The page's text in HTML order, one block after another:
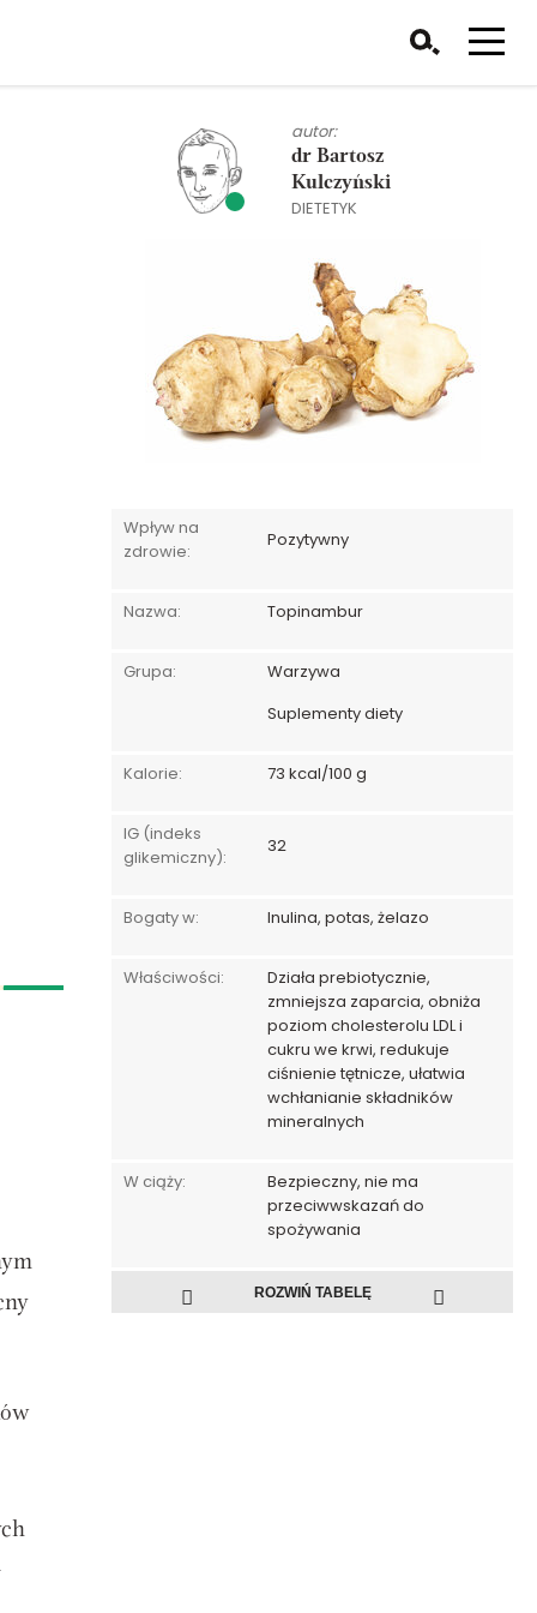
autor:
dr Bartosz
Kulczyński
DIETETYK
Wpływ na
zdrowie:
Pozytywny
Nazwa: Topinambur
Grupa:
Warzywa
Suplementy diety
Kalorie: 73 kcal/100 g
IG (indeks
glikemiczny):
32
Bogaty w: Inulina, potas, żelazo
Właściwości:
Działa prebiotycznie,
zmniejsza zaparcia, obniża
poziom cholesterolu LDL i
cukru we krwi, redukuje
ciśnienie tętnicze, ułatwia
wchłanianie składników
mineralnych
W ciąży:
Bezpieczny, nie ma
przeciwwskazań do
spożywania
ROZWIŃ TABELĘ